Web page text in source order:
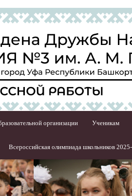
организации Ученикам
Всероссийская олимпиада школьников